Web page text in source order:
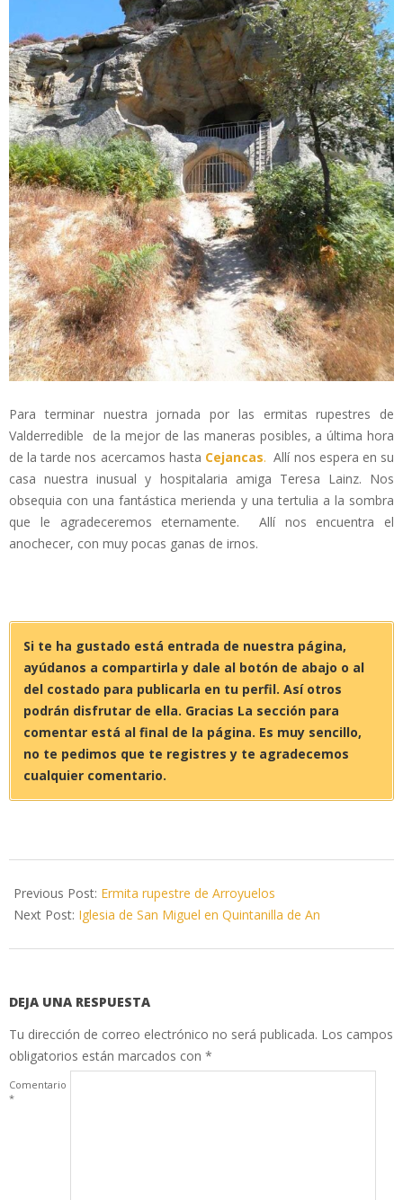
Para terminar nuestra jornada por las ermitas rupestres de
Valderredible de la mejor de las maneras posibles, a última hora
de la tarde nos acercamos hasta Cejancas. Allí nos espera en su
casa nuestra inusual y hospitalaria amiga Teresa Lainz. Nos
obsequia con una fantástica merienda y una tertulia a la sombra
que le agradeceremos eternamente. Allí nos encuentra el
anochecer, con muy pocas ganas de irnos.
Si te ha gustado está entrada de nuestra página,
ayúdanos a compartirla y dale al botón de abajo o al
del costado para publicarla en tu perfil. Así otros
podrán disfrutar de ella. Gracias La sección para
comentar está al final de la página. Es muy sencillo,
no te pedimos que te registres y te agradecemos
cualquier comentario.
04-
15
Previous Post: Ermita rupestre de Arroyuelos
Next Post: Iglesia de San Miguel en Quintanilla de An
DEJA UNA RESPUESTA
Tu dirección de correo electrónico no será publicada. Los campos
obligatorios están marcados con *
Comentario
*